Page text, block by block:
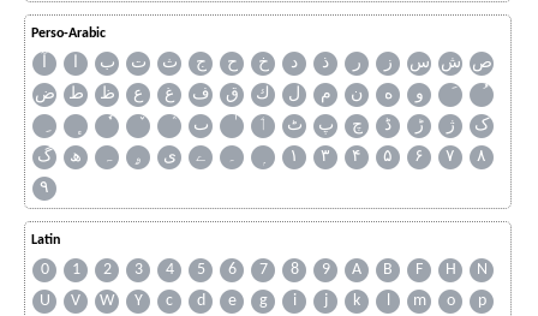
Perso-Arabic
آ ا ب ت ث ج ح خ د ذ ر ز س ش ص
ض
ط ظ ع غ ف ق ك ل م ن ه
و
ٮ
ٲ ٹ پ چ ڈ ڑ ژ
ک
گ
ھ ہ ۄ ی ے ۔ ۱ ۳ ۴ ۵ ۶ ۷
۸
۹
Latin
0 1 2 3 4 5 6 7 8 9 A B F H
N
U
V W Y c d e g i j k l m o
p